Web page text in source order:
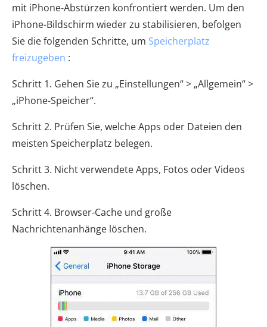
mit iPhone-Abstürzen konfrontiert werden. Um den
iPhone-Bildschirm wieder zu stabilisieren, befolgen
Sie die folgenden Schritte, um Speicherplatz
freizugeben :
Schritt 1. Gehen Sie zu „Einstellungen“ > „Allgemein“ >
„iPhone-Speicher“.
Schritt 2. Prüfen Sie, welche Apps oder Dateien den
meisten Speicherplatz belegen.
Schritt 3. Nicht verwendete Apps, Fotos oder Videos
löschen.
Schritt 4. Browser-Cache und große
Nachrichtenanhänge löschen.